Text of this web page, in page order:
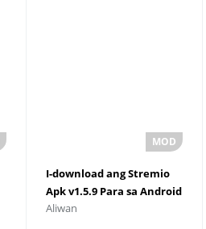
I-download ang Stremio
Apk v1.5.9 Para sa Android
Aliwan